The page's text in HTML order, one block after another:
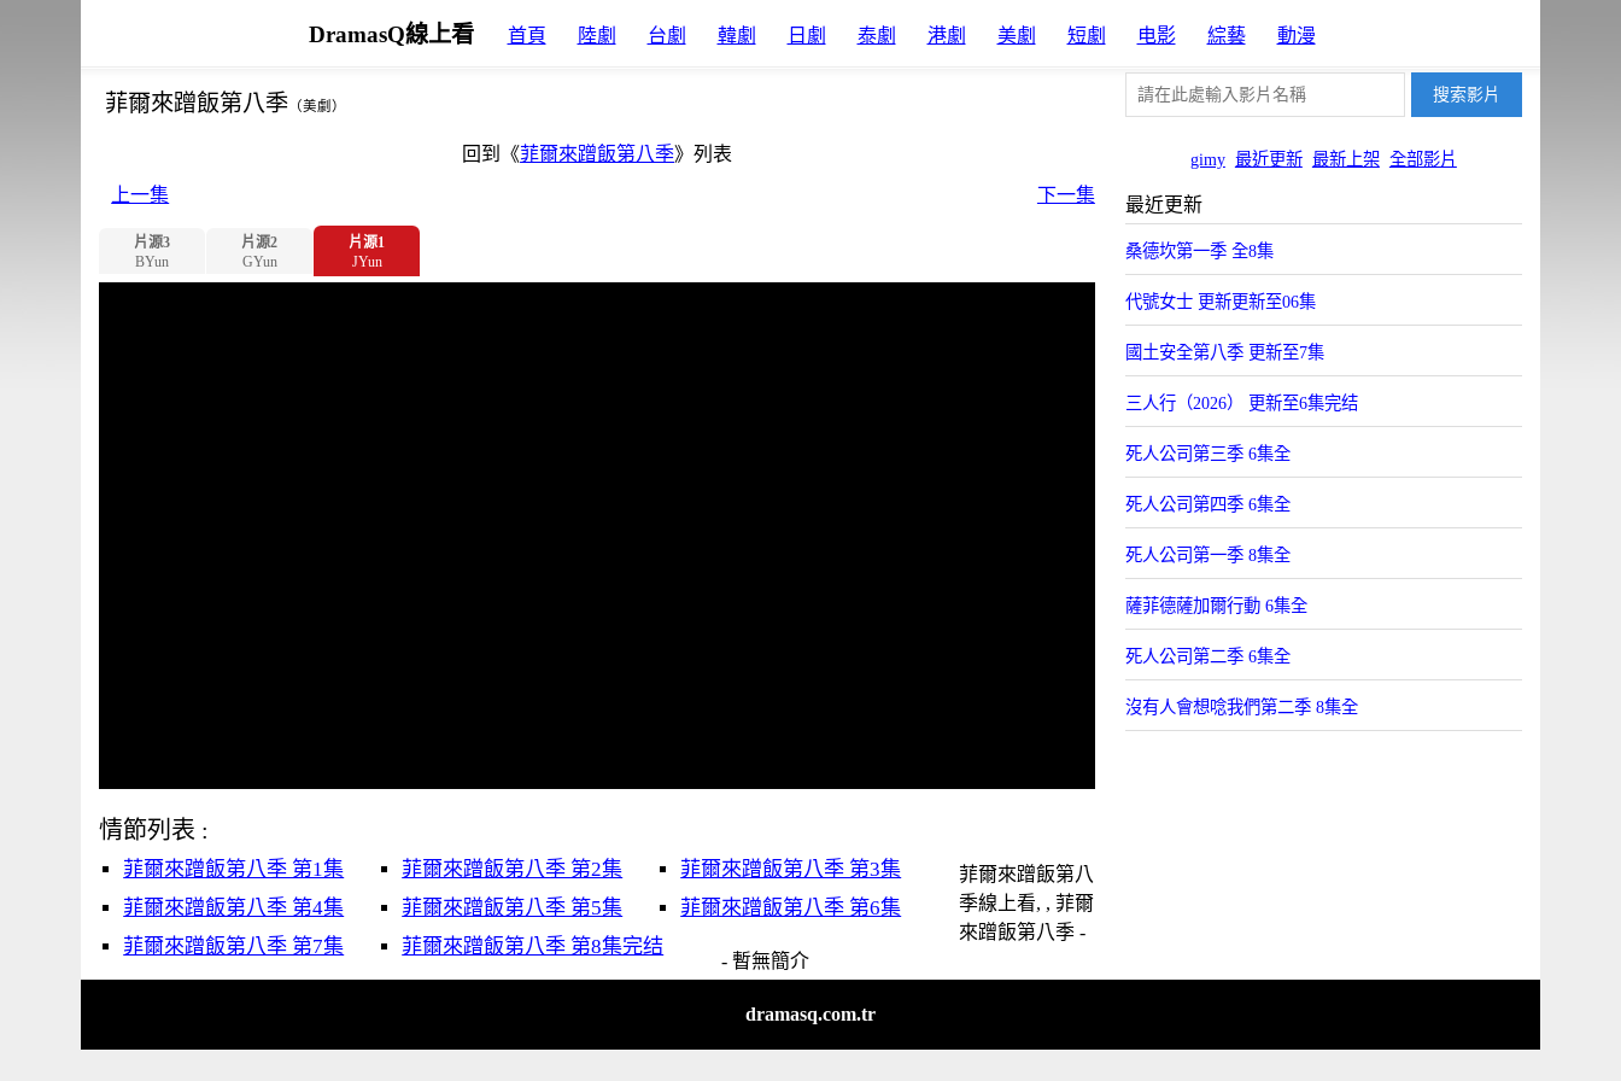
DramasQ線上看 首頁 陸劇 台劇 韓劇 日劇 泰劇 港劇 美劇 短劇 电影 綜藝 動漫
gimy 最近更新 最新上架 全部影片
菲爾來蹭飯第八季 （美劇）
回到《菲爾來蹭飯第八季》列表
上一集
下一集
片源3
BYun
片源2
GYun
片源1
JYun
情節列表 :
菲爾來蹭飯第八季 第1集 菲爾來蹭飯第八季 第2集
菲爾來蹭飯第八季 第3集
菲爾來蹭飯第八季 第4集
菲爾來蹭飯第八季 第5集
菲爾來蹭飯第八季 第6集
菲爾來蹭飯第八季 第7集
菲爾來蹭飯第八季 第8集完结
菲爾來蹭飯第八
季線上看, , 菲爾
來蹭飯第八季 -
- 暫無簡介
最近更新
桑德坎第一季 全8集
代號女士 更新更新至06集
國土安全第八季 更新至7集
三人行（2026） 更新至6集完结
死人公司第三季 6集全
死人公司第四季 6集全
死人公司第一季 8集全
薩菲德薩加爾行動 6集全
死人公司第二季 6集全
沒有人會想唸我們第二季 8集全
dramasq.com.tr